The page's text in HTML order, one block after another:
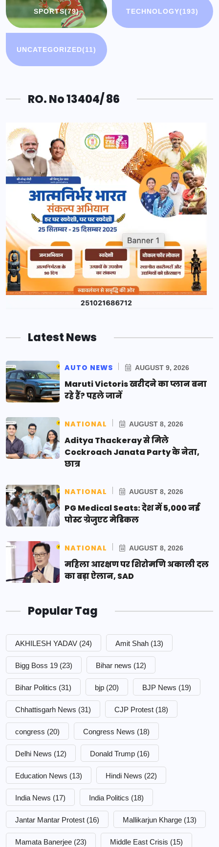
SPORTS(79) TECHNOLOGY(193)
UNCATEGORIZED(11)
RO. No 13404/ 86
Latest News
AUTO NEWS AUGUST 9, 2026
Maruti Victoris खरीदने का प्लान बना
रहे हैं? पहले जानें
NATIONAL AUGUST 8, 2026
Aditya Thackeray से मिले
Cockroach Janata Party के नेता,
छात्र
NATIONAL AUGUST 8, 2026
PG Medical Seats: देश में 5,000 नई
पोस्ट ग्रेजुएट मेडिकल
NATIONAL AUGUST 8, 2026
महिला आरक्षण पर शिरोमणि अकाली दल
का बड़ा ऐलान, SAD
Popular Tag
AKHILESH YADAV (24) Amit Shah (13)
Bigg Boss 19 (23) Bihar news (12)
Bihar Politics (31) bjp (20) BJP News (19)
Chhattisgarh News (31) CJP Protest (18)
congress (20) Congress News (18)
Delhi News (12) Donald Trump (16)
Education News (13) Hindi News (22)
India News (17) India Politics (18)
Jantar Mantar Protest (16) Mallikarjun Kharge (13)
Mamata Banerjee (23) Middle East Crisis (15)